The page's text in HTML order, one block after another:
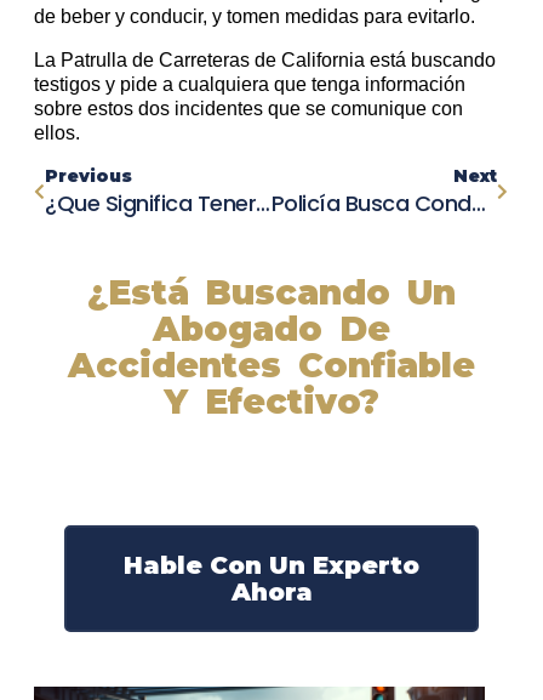
de beber y conducir, y tomen medidas para evitarlo.
La Patrulla de Carreteras de California está buscando
testigos y pide a cualquiera que tenga información
sobre estos dos incidentes que se comunique con
ellos.
Previous
¿Que Significa Tener Un Voucher?
Next
Policía Busca Conductor Que Huyó De La Escena Después De Golpear A Peatón En North Park.
¿Está Buscando Un
Abogado De
Accidentes Confiable
Y Efectivo?
Hable Con Un Experto
Ahora